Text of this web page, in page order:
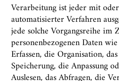
Verarbeitung ist jeder mit
automatisierter Verfahren
jede solche Vorgangsreihe im
personenbezogenen Daten
Erfassen, die Organisation,
Speicherung, die Anpassung
Auslesen, das Abfragen, die